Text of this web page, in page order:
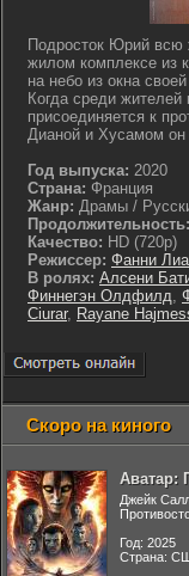
Подросток Юрий всю
жилом комплексе из
на небо из окна
Когда среди
присоединяется к
Дианой и Хусамом он
Год выпуска: 2020
Страна: Франция
Жанр: Драмы /
Продолжительность:
Качество: HD (720p)
Режиссер: Фанни
В ролях: Алсени
Финнегэн Олдфилд,
Ciurar, Rayane
Скоро на киного
Аватар:
Джейк
Год: 2025
Страна: